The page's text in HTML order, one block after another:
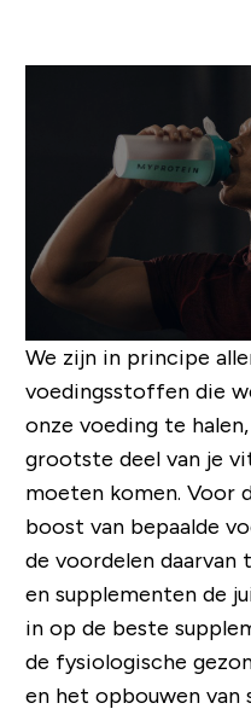
We zijn in principe
voedingsstoffen die
onze voeding te
grootste deel van je
moeten komen. Voor
boost van bepaalde
de voordelen
en supplementen de
in op de beste
de fysiologische
en het opbouwen van